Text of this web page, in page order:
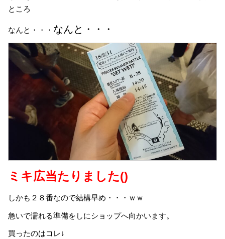
ところ
なんと・・・ なんと・・・
ミキ広当たりました()
しかも２８番なので結構早め・・・ｗｗ
急いで濡れる準備をしにショップへ向かいます。
買ったのはコレ↓